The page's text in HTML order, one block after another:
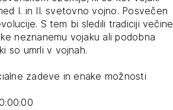
I. in II. svetovno vojno. Posvečen
S tem bi sledili tradiciji večine
neznanemu vojaku ali podobna
so umrli v vojnah.
zadeve in enake možnosti